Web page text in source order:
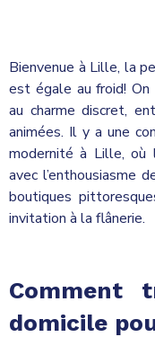
Bienvenue à Lille, la
est égale au froid!
au charme discret,
animées. Il y a une
modernité à Lille, où
avec l’enthousiasme
boutiques
invitation à la flânerie.
Comment
domicile